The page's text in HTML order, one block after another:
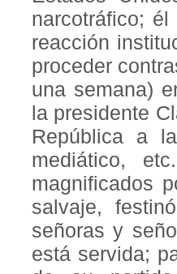
narcotráfico;
reacción
proceder
una semana)
la presidente
República a
mediático,
magnificados
salvaje,
señoras y
está servida;